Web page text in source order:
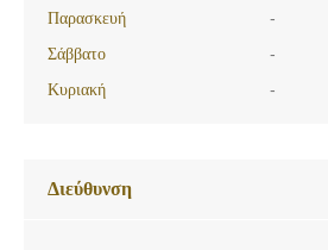
Παρασκευή
-
Σάββατο
-
Κυριακή
-
Διεύθυνση